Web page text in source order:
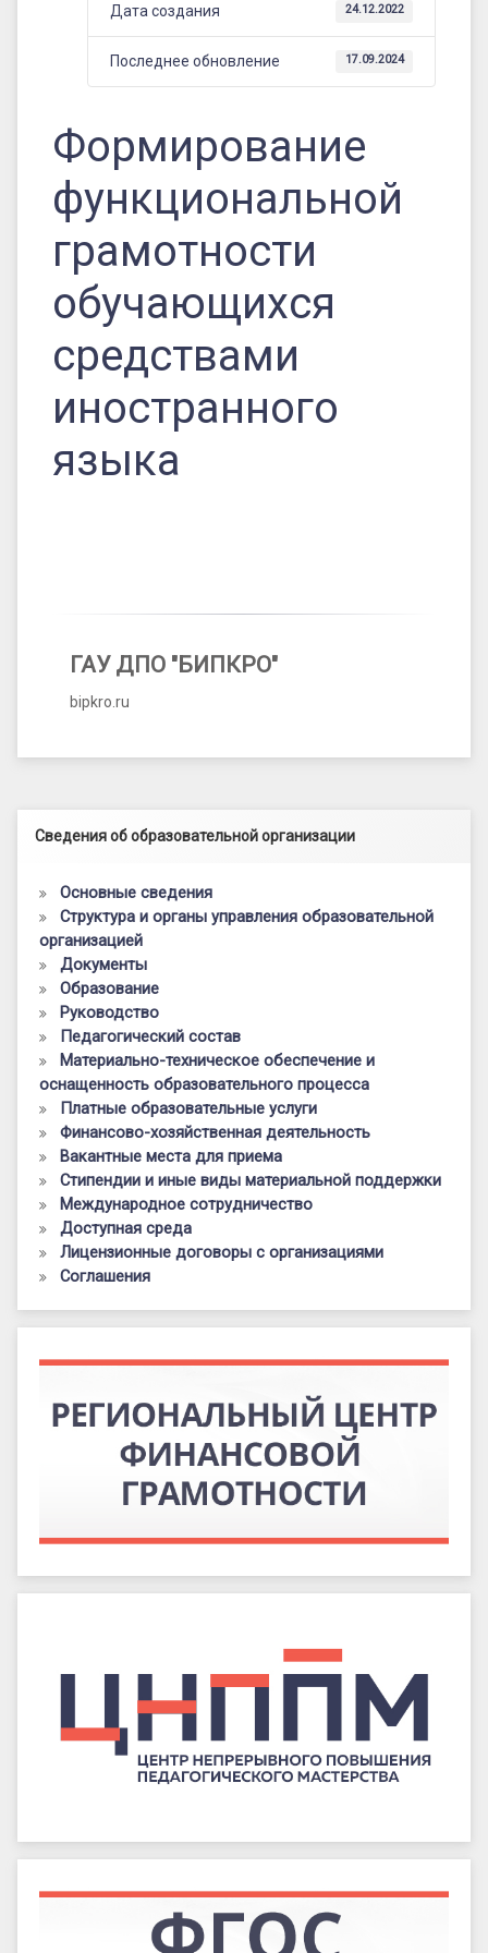
Дата создания 24.12.2022
Последнее обновление 17.09.2024
Формирование
функциональной
грамотности
обучающихся
средствами
иностранного
языка
ГАУ ДПО "БИПКРО"
bipkro.ru
Левый сайдбар
Сведения об образовательной организации
Основные сведения
Структура и органы управления образовательной
организацией
Документы
Образование
Руководство
Педагогический состав
Материально-техническое обеспечение и
оснащенность образовательного процесса
Платные образовательные услуги
Финансово-хозяйственная деятельность
Вакантные места для приема
Стипендии и иные виды материальной поддержки
Международное сотрудничество
Доступная среда
Лицензионные договоры с организациями
Соглашения